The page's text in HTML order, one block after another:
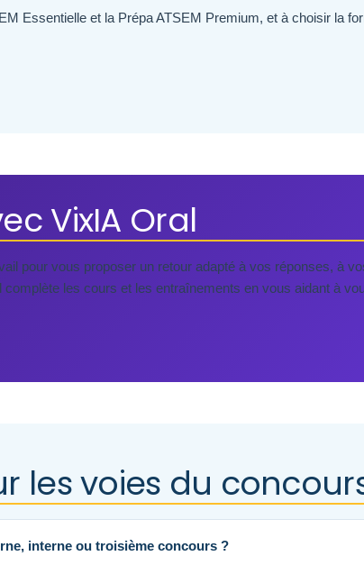
Essentielle et la Prépa ATSEM Premium, et à choisir la
VixIA Oral
pour vous proposer un retour adapté à vos réponses, à
complète les cours et les entraînements en vous aidant à
les voies du concours
interne ou troisième concours ?